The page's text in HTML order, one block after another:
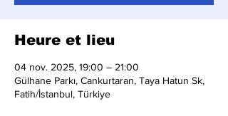
Heure et lieu
04 nov. 2025, 19:00 – 21:00
Gülhane Parkı, Cankurtaran, Taya Hatun Sk,
Fatih/İstanbul, Türkiye